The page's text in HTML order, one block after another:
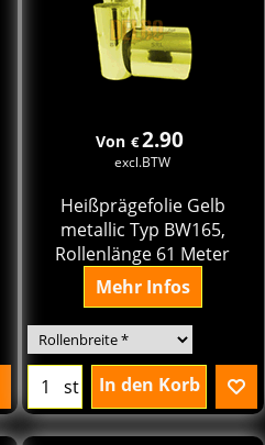
Von €2.90
excl.BTW
Heißprägefolie Gelb
metallic Typ BW165,
Rollenlänge 61 Meter
Mehr Infos
st In den Korb